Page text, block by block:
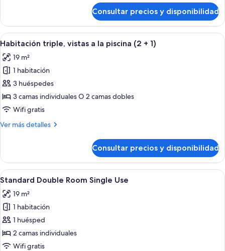
Pool
view
(3+1)
Consultar precios y disponibilidad
Abrir
todas
las
fotos
de
Habitación
triple,
a
(2
+
1)
Un hotel con varios balcones, piscina
18
Habitación triple, vistas a la piscina (2 + 1)
19 m²
1 habitación
3 huéspedes
3 camas individuales O 2 camas dobles
Wifi gratis
Ver más detalles
Más
triple,
vistas
a
piscina
(2
1)
Consultar precios y disponibilidad
Abrir
todas
las
fotos
de
Standard
Double
Una cama doble con cabecera
12
Standard Double Room Single Use
19 m²
1 habitación
1 huésped
2 camas individuales
Wifi gratis